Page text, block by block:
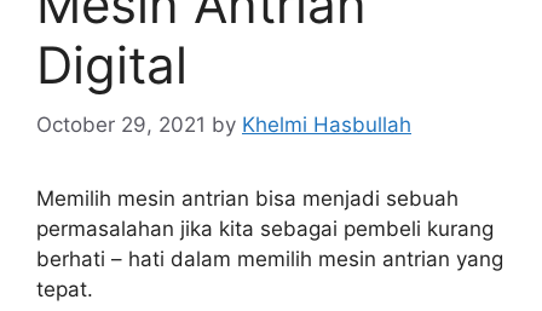
Digital
October 29, 2021 by Khelmi Hasbullah
Memilih mesin antrian bisa menjadi sebuah
permasalahan jika kita sebagai pembeli kurang
berhati – hati dalam memilih mesin antrian yang
tepat.